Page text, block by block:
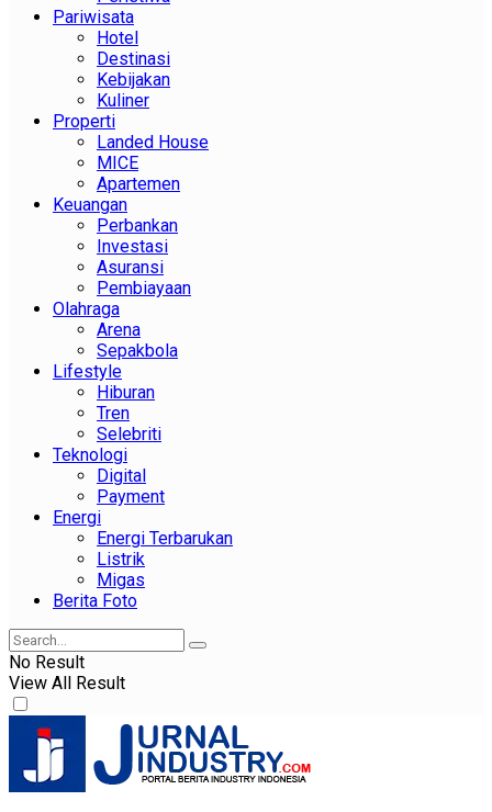
Pariwisata
Hotel
Destinasi
Kebijakan
Kuliner
Properti
Landed House
MICE
Apartemen
Keuangan
Perbankan
Investasi
Asuransi
Pembiayaan
Olahraga
Arena
Sepakbola
Lifestyle
Hiburan
Tren
Selebriti
Teknologi
Digital
Payment
Energi
Energi Terbarukan
Listrik
Migas
Berita Foto
No Result
View All Result